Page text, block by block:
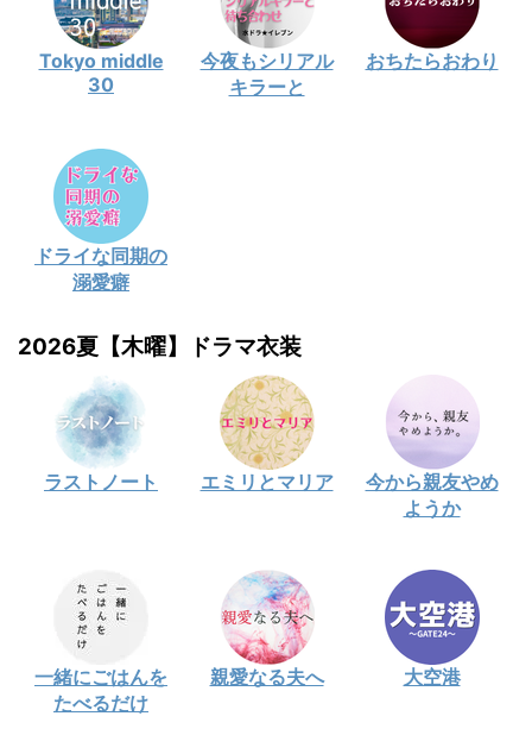
Tokyo middle
30
今夜もシリアル
キラーと
おちたらおわり
ドライな同期の
溺愛癖
2026夏【木曜】ドラマ衣装
ラストノート エミリとマリア
今から親友やめ
ようか
一緒にごはんを
たべるだけ
親愛なる夫へ 大空港